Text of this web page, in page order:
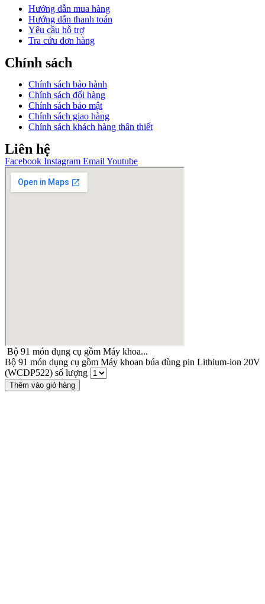
Hướng dẫn mua hàng
Hướng dẫn thanh toán
Yêu cầu hỗ trợ
Tra cứu đơn hàng
Chính sách
Chính sách bảo hành
Chính sách đổi hàng
Chính sách bảo mật
Chính sách giao hàng
Chính sách khách hàng thân thiết
Liên hệ
Facebook Instagram Email Youtube
Bộ 91 món dụng cụ gồm Máy khoa...
Bộ 91 món dụng cụ gồm Máy khoan búa dùng pin Lithium-ion 20V
(WCDP522) số lượng
Thêm vào giỏ hàng